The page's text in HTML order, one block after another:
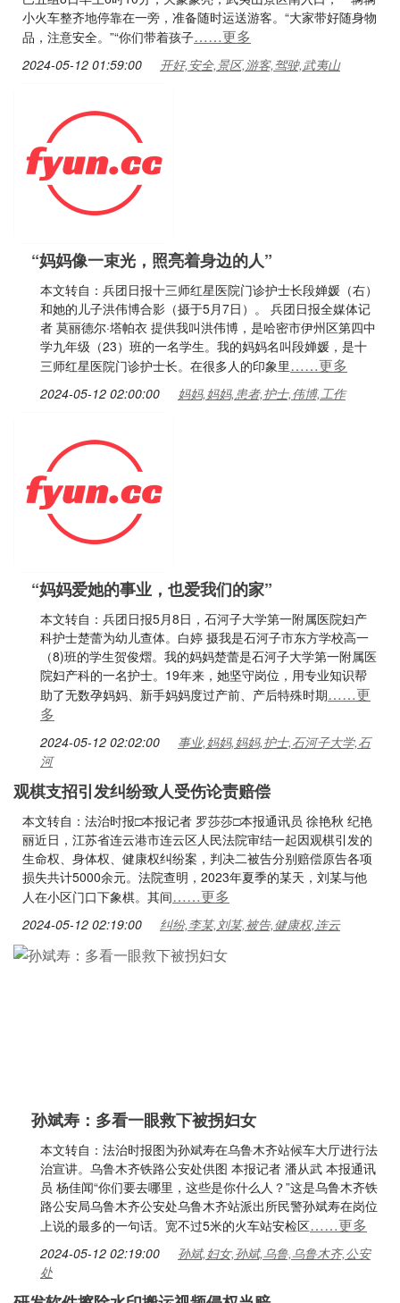
小火车整齐地停靠在一旁，准备随时运送游客。“大家带好随身物
品，注意安全。”“你们带着孩子……更多
2024-05-12 01:59:00 开好,安全,景区,游客,驾驶,武夷山
“妈妈像一束光，照亮着身边的人”
本文转自：兵团日报十三师红星医院门诊护士长段婵媛（右）
和她的儿子洪伟博合影（摄于5月7日）。 兵团日报全媒体记
者 莫丽德尔·塔帕衣 提供我叫洪伟博，是哈密市伊州区第四中
学九年级（23）班的一名学生。我的妈妈名叫段婵媛，是十
三师红星医院门诊护士长。在很多人的印象里……更多
2024-05-12 02:00:00 妈妈,妈妈,患者,护士,伟博,工作
“妈妈爱她的事业，也爱我们的家”
本文转自：兵团日报5月8日，石河子大学第一附属医院妇产
科护士楚蕾为幼儿查体。白婷 摄我是石河子市东方学校高一
（8)班的学生贺俊熠。我的妈妈楚蕾是石河子大学第一附属医
院妇产科的一名护士。19年来，她坚守岗位，用专业知识帮
助了无数孕妈妈、新手妈妈度过产前、产后特殊时期……更
多
2024-05-12 02:02:00
事业,妈妈,妈妈,护士,石河子大学,石
河
观棋支招引发纠纷致人受伤论责赔偿
本文转自：法治时报□本报记者 罗莎莎□本报通讯员 徐艳秋 纪艳
丽近日，江苏省连云港市连云区人民法院审结一起因观棋引发的
生命权、身体权、健康权纠纷案，判决二被告分别赔偿原告各项
损失共计5000余元。法院查明，2023年夏季的某天，刘某与他
人在小区门口下象棋。其间……更多
2024-05-12 02:19:00 纠纷,李某,刘某,被告,健康权,连云
孙斌寿：多看一眼救下被拐妇女
本文转自：法治时报图为孙斌寿在乌鲁木齐站候车大厅进行法
治宣讲。乌鲁木齐铁路公安处供图 本报记者 潘从武 本报通讯
员 杨佳闻“你们要去哪里，这些是你什么人？”这是乌鲁木齐铁
路公安局乌鲁木齐公安处乌鲁木齐站派出所民警孙斌寿在岗位
上说的最多的一句话。宽不过5米的火车站安检区……更多
2024-05-12 02:19:00
孙斌,妇女,孙斌,乌鲁,乌鲁木齐,公安
处